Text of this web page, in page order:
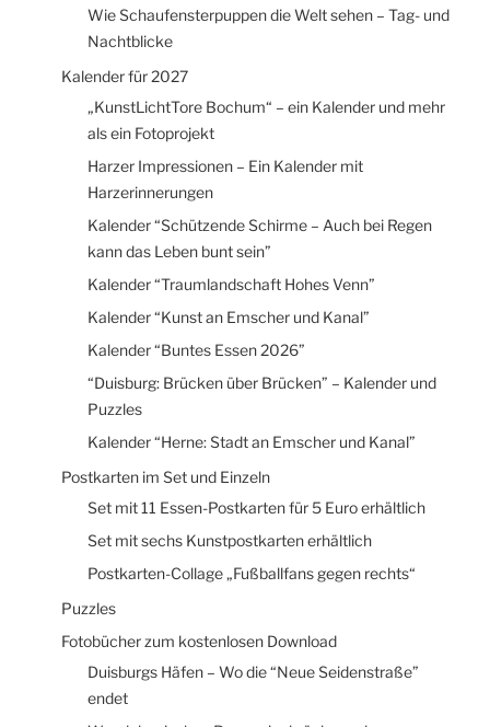
Wie Schaufensterpuppen die Welt sehen – Tag- und
Nachtblicke
Kalender für 2027
„KunstLichtTore Bochum“ – ein Kalender und mehr
als ein Fotoprojekt
Harzer Impressionen – Ein Kalender mit
Harzerinnerungen
Kalender “Schützende Schirme – Auch bei Regen
kann das Leben bunt sein”
Kalender “Traumlandschaft Hohes Venn”
Kalender “Kunst an Emscher und Kanal”
Kalender “Buntes Essen 2026”
“Duisburg: Brücken über Brücken” – Kalender und
Puzzles
Kalender “Herne: Stadt an Emscher und Kanal”
Postkarten im Set und Einzeln
Set mit 11 Essen-Postkarten für 5 Euro erhältlich
Set mit sechs Kunstpostkarten erhältlich
Postkarten-Collage „Fußballfans gegen rechts“
Puzzles
Fotobücher zum kostenlosen Download
Duisburgs Häfen – Wo die “Neue Seidenstraße”
endet